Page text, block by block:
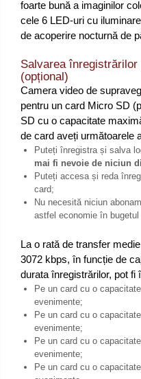
foarte bună a imaginilor
cele 6 LED-uri cu
de acoperire nocturnă de
Salvarea
(opțional)
Camera video de
pentru un card Micro SD
SD cu o capacitate
de card aveți următoarele
Puteți înregistra și salva
mai fi nevoie de niciun
Puteți accesa și reda
card;
Nu necesită niciun
astfel economie în
La o rată de transfer
3072 kbps, în funcție de
durata înregistrărilor, pot fi
Pe un card cu o
evenimente;
Pe un card cu o
evenimente;
Pe un card cu o
evenimente;
Pe un card cu o